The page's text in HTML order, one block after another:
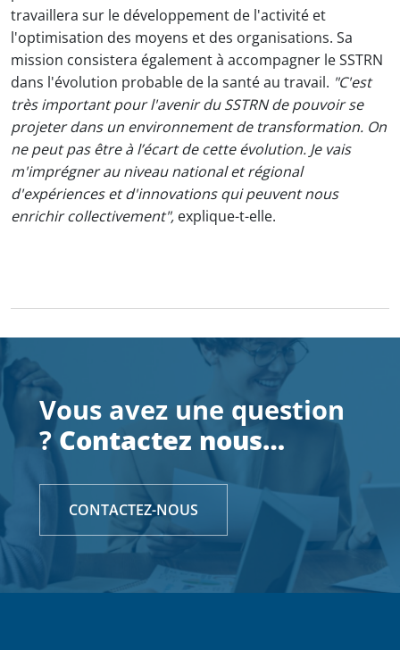
travaillera sur le développement de l'activité et
l'optimisation des moyens et des organisations. Sa
mission consistera également à accompagner le SSTRN
dans l'évolution probable de la santé au travail. "C'est
très important pour l'avenir du SSTRN de pouvoir se
projeter dans un environnement de transformation. On
ne peut pas être à l’écart de cette évolution. Je vais
m'imprégner au niveau national et régional
d'expériences et d'innovations qui peuvent nous
enrichir collectivement", explique-t-elle.
Vous avez une question
?Contactez nous…
CONTACTEZ-NOUS